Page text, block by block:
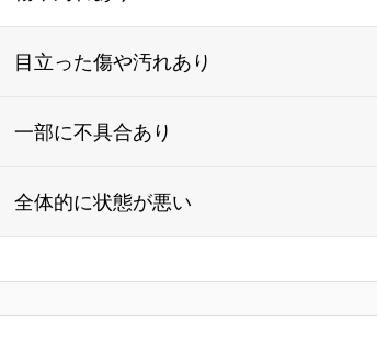
目立った傷や汚れあり
一部に不具合あり
全体的に状態が悪い